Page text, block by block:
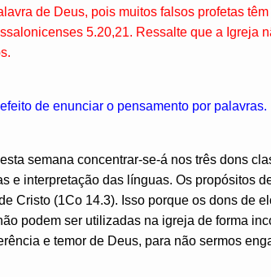
de Deus, pois muitos falsos profetas
5.20,21. Ressalte que a Igreja
de enunciar o pensamento por palavras.
semana concentrar-se-á nos três dons
e interpretação das línguas. Os propósitos
Cristo (1Co 14.3). Isso porque os dons de
podem ser utilizadas na igreja de forma
e temor de Deus, para não sermos